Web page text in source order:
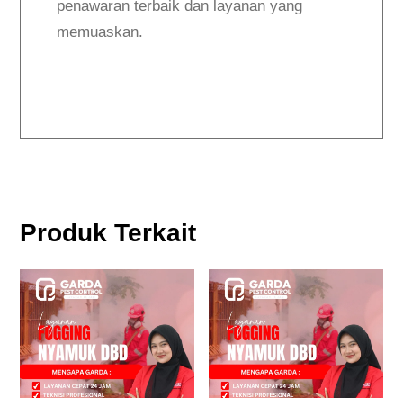
penawaran terbaik dan layanan yang
memuaskan.
Produk Terkait